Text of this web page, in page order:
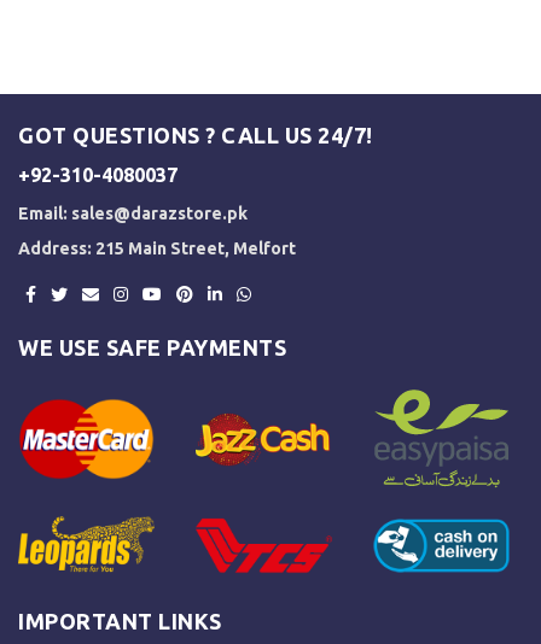
GOT QUESTIONS ? CALL US 24/7!
+92-310-4080037
Email: sales@darazstore.pk
Address: 215 Main Street, Melfort
WE USE SAFE PAYMENTS
IMPORTANT LINKS